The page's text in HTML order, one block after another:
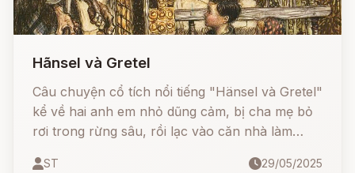
Hãnsel và Gretel
Câu chuyện cổ tích nổi tiếng "Hänsel và Gretel"
kể về hai anh em nhỏ dũng cảm, bị cha mẹ bỏ
rơi trong rừng sâu, rồi lạc vào căn nhà làm
ST 29/05/2025